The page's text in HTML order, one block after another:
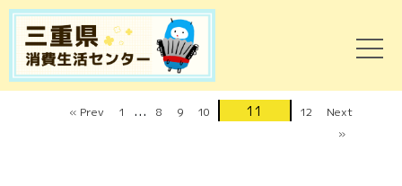
« Prev 1 ... 8 9 10 11 12
Next
»